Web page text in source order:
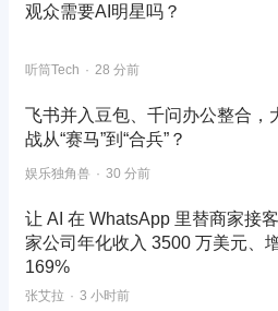
观众需要AI明星吗？
听筒Tech 28 分前
飞书并入豆包、千问办公整合，
战从“赛马”到“合兵”？
娱乐独角兽 30 分前
让 AI 在 WhatsApp 里替商家接
家公司年化收入 3500 万美元、
169%
张艾拉 3 小时前